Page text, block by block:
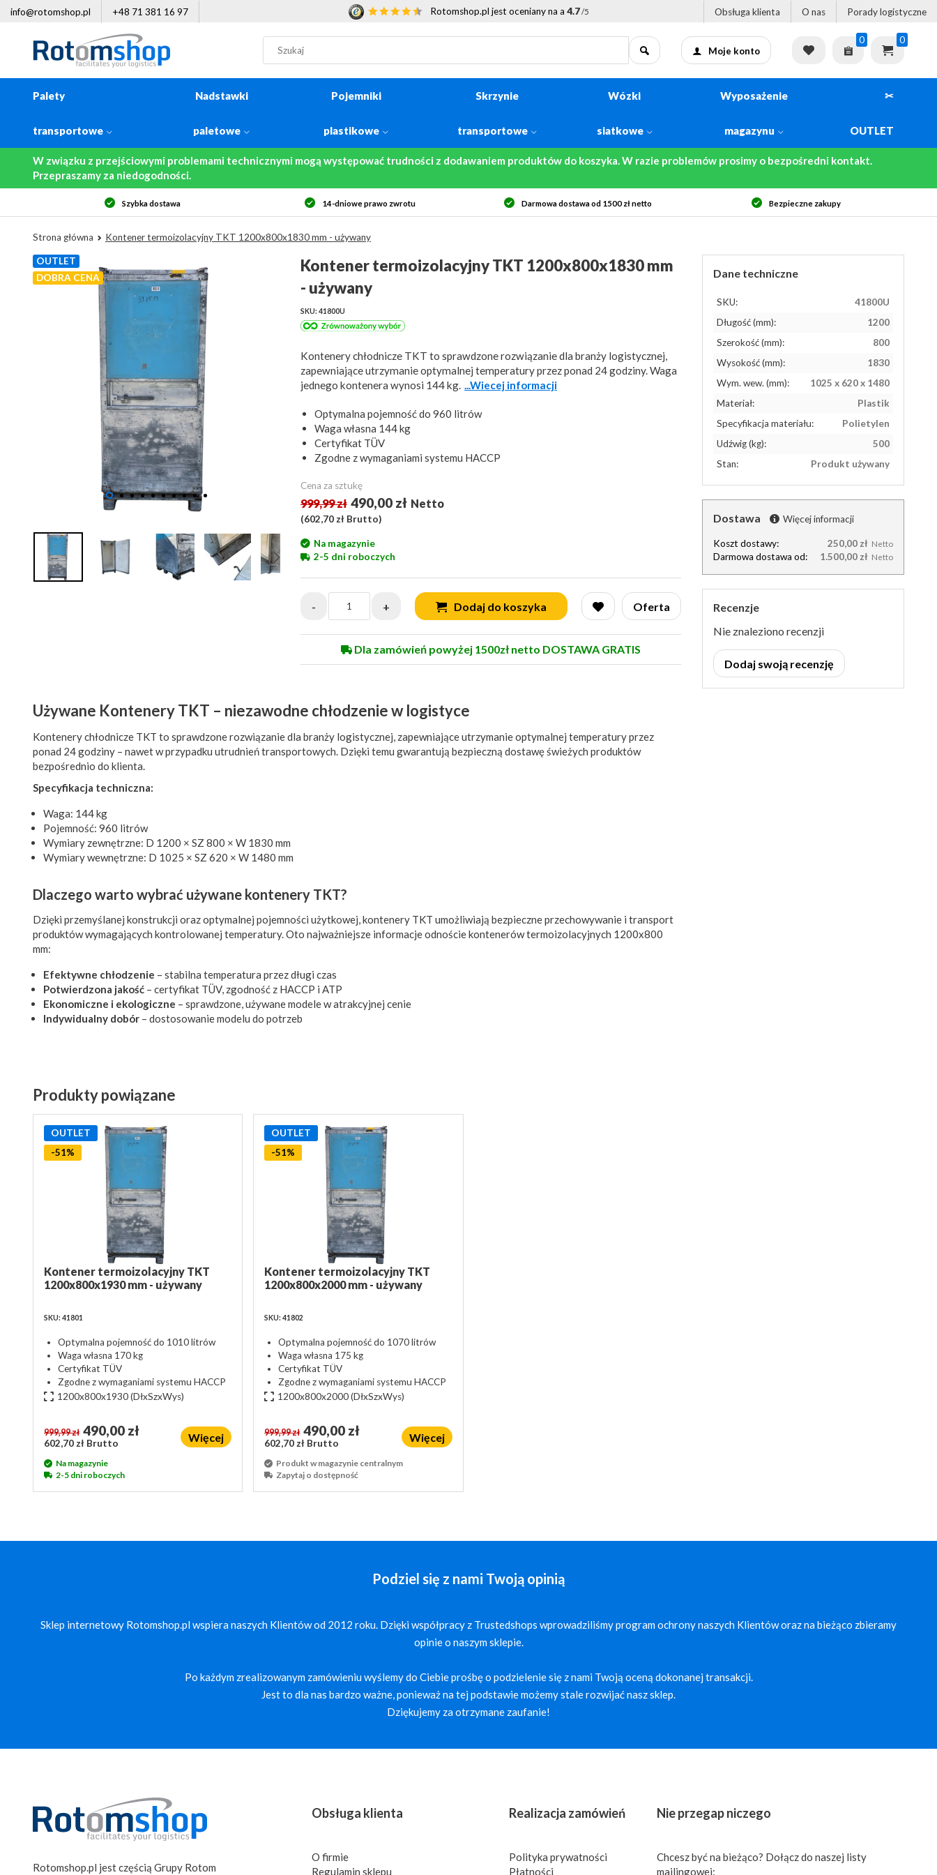
info@rotomshop.pl +48 71 381 16 97 Rotomshop.pl jest oceniany na a 4.7/5 Obsługa klienta O nas Porady logistyczne
Moje konto
0 0
Palety
transportowe
Nadstawki
paletowe
Pojemniki
plastikowe
Skrzynie
transportowe
Wózki
siatkowe
Wyposażenie
magazynu
✂
OUTLET
W związku z przejściowymi problemami technicznymi mogą występować trudności z dodawaniem produktów do koszyka. W razie problemów prosimy o bezpośredni kontakt.
Przepraszamy za niedogodności.
Szybka dostawa 14-dniowe prawo zwrotu Darmowa dostawa od 1500 zł netto Bezpieczne zakupy
Strona główna Kontener termoizolacyjny TKT 1200x800x1830 mm - używany
OUTLET
DOBRA CENA
Kontener termoizolacyjny TKT 1200x800x1830 mm
- używany
SKU: 41800U
Kontenery chłodnicze TKT to sprawdzone rozwiązanie dla branży logistycznej,
zapewniające utrzymanie optymalnej temperatury przez ponad 24 godziny. Waga
jednego kontenera wynosi 144 kg. ...Wiecej informacji
Optymalna pojemność do 960 litrów
Waga własna 144 kg
Certyfikat TÜV
Zgodne z wymaganiami systemu HACCP
Cena za sztukę
999,99 zł 490,00 zł Netto
(602,70 zł Brutto)
Na magazynie
2-5 dni roboczych
- + Dodaj do koszyka Oferta
Dla zamówień powyżej 1500zł netto DOSTAWA GRATIS
Używane Kontenery TKT – niezawodne chłodzenie w logistyce
Kontenery chłodnicze TKT to sprawdzone rozwiązanie dla branży logistycznej, zapewniające utrzymanie optymalnej temperatury przez
ponad 24 godziny – nawet w przypadku utrudnień transportowych. Dzięki temu gwarantują bezpieczną dostawę świeżych produktów
bezpośrednio do klienta.
Specyfikacja techniczna:
Waga: 144 kg
Pojemność: 960 litrów
Wymiary zewnętrzne: D 1200 × SZ 800 × W 1830 mm
Wymiary wewnętrzne: D 1025 × SZ 620 × W 1480 mm
Dlaczego warto wybrać używane kontenery TKT?
Dzięki przemyślanej konstrukcji oraz optymalnej pojemności użytkowej, kontenery TKT umożliwiają bezpieczne przechowywanie i transport
produktów wymagających kontrolowanej temperatury. Oto najważniejsze informacje odnoście kontenerów termoizolacyjnych 1200x800
mm:
Efektywne chłodzenie – stabilna temperatura przez długi czas
Potwierdzona jakość – certyfikat TÜV, zgodność z HACCP i ATP
Ekonomiczne i ekologiczne – sprawdzone, używane modele w atrakcyjnej cenie
Indywidualny dobór – dostosowanie modelu do potrzeb
Dane techniczne
SKU:
41800U
Długość (mm):
1200
Szerokość (mm):
800
Wysokość (mm):
1830
Wym. wew. (mm):
1025 x 620 x 1480
Materiał:
Plastik
Specyfikacja materiału:
Polietylen
Udźwig (kg):
500
Stan:
Produkt używany
Dostawa Więcej informacji
Koszt dostawy: 250,00 zł Netto
Darmowa dostawa od: 1.500,00 zł Netto
Recenzje
Nie znaleziono recenzji
Dodaj swoją recenzję
Produkty powiązane
OUTLET
-51%
Kontener termoizolacyjny TKT
1200x800x1930 mm - używany
SKU: 41801
Optymalna pojemność do 1010 litrów
Waga własna 170 kg
Certyfikat TÜV
Zgodne z wymaganiami systemu HACCP
1200x800x1930(DłxSzxWys)
999,99 zł 490,00 zł
602,70 zł Brutto Więcej
Na magazynie
2-5 dni roboczych
OUTLET
-51%
Kontener termoizolacyjny TKT
1200x800x2000 mm - używany
SKU: 41802
Optymalna pojemność do 1070 litrów
Waga własna 175 kg
Certyfikat TÜV
Zgodne z wymaganiami systemu HACCP
1200x800x2000(DłxSzxWys)
999,99 zł 490,00 zł
602,70 zł Brutto Więcej
Produkt w magazynie centralnym
Zapytaj o dostępność
Podziel się z nami Twoją opinią
Sklep internetowy Rotomshop.pl wspiera naszych Klientów od 2012 roku. Dzięki współpracy z Trustedshops wprowadziliśmy program ochrony naszych Klientów oraz na bieżąco zbieramy
opinie o naszym sklepie.
Po każdym zrealizowanym zamówieniu wyślemy do Ciebie prośbę o podzielenie się z nami Twoją oceną dokonanej transakcji.
Jest to dla nas bardzo ważne, ponieważ na tej podstawie możemy stale rozwijać nasz sklep.
Dziękujemy za otrzymane zaufanie!
Rotomshop.pl jest częścią Grupy Rotom
Obsługa klienta
O firmie
Regulamin sklepu
Realizacja zamówień
Polityka prywatności
Płatności
Nie przegap niczego
Chcesz być na bieżąco? Dołącz do naszej listy
mailingowej: